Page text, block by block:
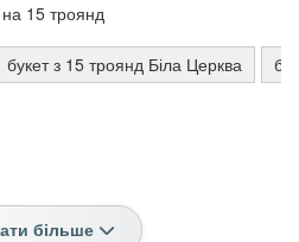
на 15 троянд
букет з 15 троянд Біла Церква
більше